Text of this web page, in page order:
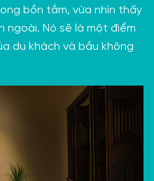
bồn tắm, vừa nhìn thấy
ngoài. Nó sẽ là một điểm
du khách và bầu không